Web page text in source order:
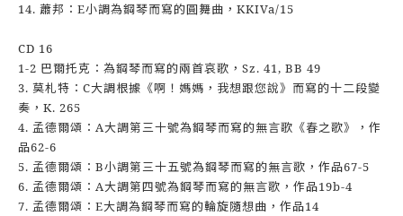
14. 蕭邦：E小調為鋼琴而寫的圓舞曲，KKIVa/15
CD 16
1-2 巴爾托克：為鋼琴而寫的兩首哀歌，Sz. 41, BB 49
3. 莫札特：C大調根據《啊！媽媽，我想跟您說》而寫的十二段變
奏，K. 265
4. 孟德爾頌：A大調第三十號為鋼琴而寫的無言歌《春之歌》，作
品62-6
5. 孟德爾頌：B小調第三十五號為鋼琴而寫的無言歌，作品67-5
6. 孟德爾頌：A大調第四號為鋼琴而寫的無言歌，作品19b-4
7. 孟德爾頌：E大調為鋼琴而寫的輪旋隨想曲，作品14